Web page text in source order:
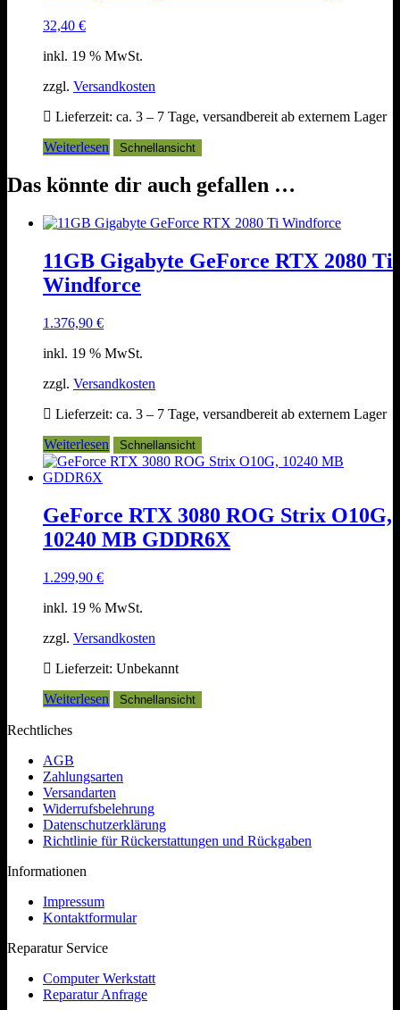
32,40 €
inkl. 19 % MwSt.
zzgl. Versandkosten
Lieferzeit: ca. 3 – 7 Tage, versandbereit ab externem Lager
Weiterlesen
Schnellansicht
Das könnte dir auch gefallen …
11GB Gigabyte GeForce RTX 2080 Ti
Windforce
1.376,90 €
inkl. 19 % MwSt.
zzgl. Versandkosten
Lieferzeit: ca. 3 – 7 Tage, versandbereit ab externem Lager
Weiterlesen
Schnellansicht
GeForce RTX 3080 ROG Strix O10G,
10240 MB GDDR6X
1.299,90 €
inkl. 19 % MwSt.
zzgl. Versandkosten
Lieferzeit: Unbekannt
Weiterlesen
Schnellansicht
Rechtliches
AGB
Zahlungsarten
Versandarten
Widerrufsbelehrung
Datenschutzerklärung
Richtlinie für Rückerstattungen und Rückgaben
Informationen
Impressum
Kontaktformular
Reparatur Service
Computer Werkstatt
Reparatur Anfrage